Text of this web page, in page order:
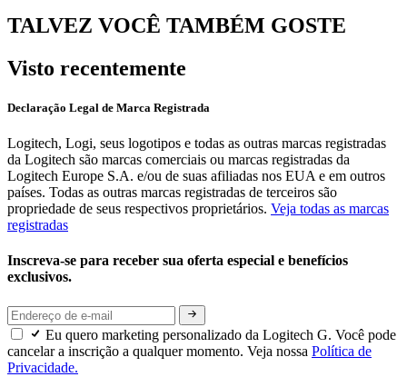
TALVEZ VOCÊ TAMBÉM GOSTE
Visto recentemente
Declaração Legal de Marca Registrada
Logitech, Logi, seus logotipos e todas as outras marcas registradas
da Logitech são marcas comerciais ou marcas registradas da
Logitech Europe S.A. e/ou de suas afiliadas nos EUA e em outros
países. Todas as outras marcas registradas de terceiros são
propriedade de seus respectivos proprietários. Veja todas as marcas
registradas
Inscreva-se para receber sua oferta especial e benefícios
exclusivos.
Eu quero marketing personalizado da Logitech G. Você pode
cancelar a inscrição a qualquer momento. Veja nossa Política de
Privacidade.